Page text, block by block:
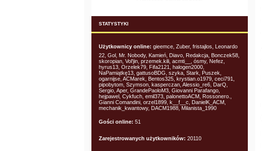
STATYSTYKI
Użytkownicy online: gieemce, Zuber, fristajlos, Leonardo
22, Gol, Mr. Nobody, Kamień, Diavo, Redakcja, Bonczek58,
skoropian, Vol'jin, przemek.kili, acmti__, ósmy, Nefez,
hyrus13, Orzelek79, Fifa2121, halogen2000,
NaPamiątkę13, gattusoBDG, szyka, Stark, Puszek,
ogarnijse, ACMarek, Bentos325, krystian.o1979, ceci791,
pipobytom, Szymson, kasperczan, Alessio_re6, DarQ,
Sergio, Aper, GrandePaoloM3, Giovanni Parafango,
hejpawel, Cykfuch, emil373, palonettoACM, Rossonero.,
Gianni Comandini, orzel1899, k__f__c, DanielK_ACM,
mechanik_kwantowy, DACM1988, Milanista_1990
Gości online: 51
Zarejestrowanych użytkowników: 20110